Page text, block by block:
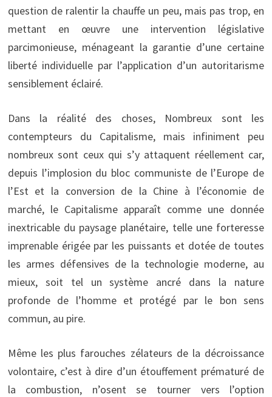
question de ralentir la chauffe un peu, mais pas trop, en
mettant en œuvre une intervention législative
parcimonieuse, ménageant la garantie d’une certaine
liberté individuelle par l’application d’un autoritarisme
sensiblement éclairé.
Dans la réalité des choses, Nombreux sont les
contempteurs du Capitalisme, mais infiniment peu
nombreux sont ceux qui s’y attaquent réellement car,
depuis l’implosion du bloc communiste de l’Europe de
l’Est et la conversion de la Chine à l’économie de
marché, le Capitalisme apparaît comme une donnée
inextricable du paysage planétaire, telle une forteresse
imprenable érigée par les puissants et dotée de toutes
les armes défensives de la technologie moderne, au
mieux, soit tel un système ancré dans la nature
profonde de l’homme et protégé par le bon sens
commun, au pire.
Même les plus farouches zélateurs de la décroissance
volontaire, c’est à dire d’un étouffement prématuré de
la combustion, n’osent se tourner vers l’option